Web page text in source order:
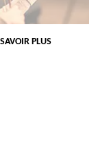
PLUS